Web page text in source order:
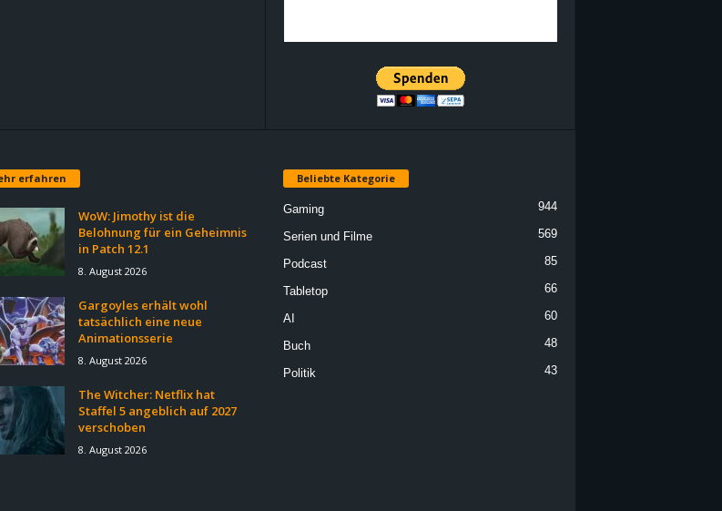
erfahren
WoW: Jimothy ist die
Belohnung für ein Geheimnis
in Patch 12.1
8. August 2026
Gargoyles erhält wohl
tatsächlich eine neue
Animationsserie
8. August 2026
The Witcher: Netflix hat
Staffel 5 angeblich auf 2027
verschoben
8. August 2026
Beliebte Kategorie
Gaming 944
Serien und Filme 569
Podcast 85
Tabletop 66
AI 60
Buch 48
Politik 43